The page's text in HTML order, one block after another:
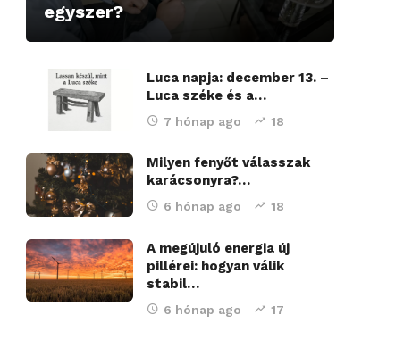
egyszer?
Luca napja: december 13. –
Luca széke és a…
7 hónap ago 18
Milyen fenyőt válasszak
karácsonyra?…
6 hónap ago 18
A megújuló energia új
pillérei: hogyan válik
stabil…
6 hónap ago 17